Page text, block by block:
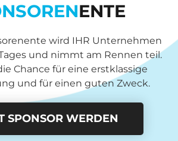
ENTE
wird IHR Unternehmen
und nimmt am Rennen teil.
Chance für eine erstklassige
und für einen guten Zweck.
SPONSOR WERDEN